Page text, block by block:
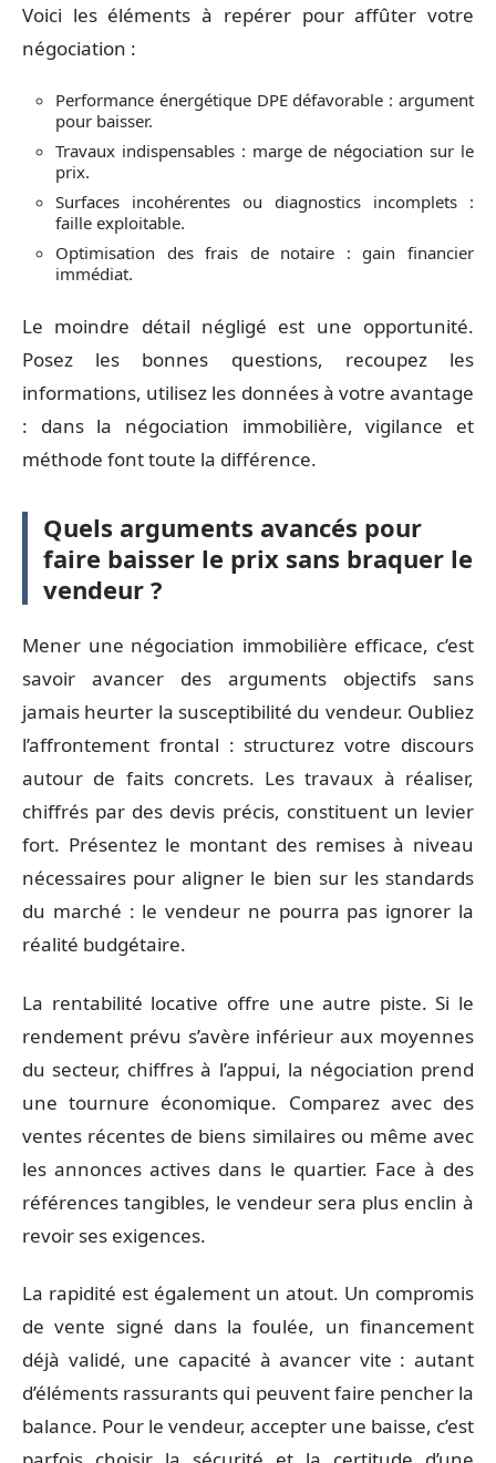
Voici les éléments à repérer pour affûter votre
négociation :
Performance énergétique DPE défavorable : argument
pour baisser.
Travaux indispensables : marge de négociation sur le
prix.
Surfaces incohérentes ou diagnostics incomplets :
faille exploitable.
Optimisation des frais de notaire : gain financier
immédiat.
Le moindre détail négligé est une opportunité.
Posez les bonnes questions, recoupez les
informations, utilisez les données à votre avantage
: dans la négociation immobilière, vigilance et
méthode font toute la différence.
Quels arguments avancés pour
faire baisser le prix sans braquer le
vendeur ?
Mener une négociation immobilière efficace, c’est
savoir avancer des arguments objectifs sans
jamais heurter la susceptibilité du vendeur. Oubliez
l’affrontement frontal : structurez votre discours
autour de faits concrets. Les travaux à réaliser,
chiffrés par des devis précis, constituent un levier
fort. Présentez le montant des remises à niveau
nécessaires pour aligner le bien sur les standards
du marché : le vendeur ne pourra pas ignorer la
réalité budgétaire.
La rentabilité locative offre une autre piste. Si le
rendement prévu s’avère inférieur aux moyennes
du secteur, chiffres à l’appui, la négociation prend
une tournure économique. Comparez avec des
ventes récentes de biens similaires ou même avec
les annonces actives dans le quartier. Face à des
références tangibles, le vendeur sera plus enclin à
revoir ses exigences.
La rapidité est également un atout. Un compromis
de vente signé dans la foulée, un financement
déjà validé, une capacité à avancer vite : autant
d’éléments rassurants qui peuvent faire pencher la
balance. Pour le vendeur, accepter une baisse, c’est